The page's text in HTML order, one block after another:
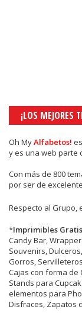
¡LOS MEJORES
Oh MyAlfabetos!
y es una web parte
Con más de 800
por ser de
Respecto al Grupo,
*Imprimibles
Candy Bar,
Souvenirs,
Gorros,
Cajas con forma de
Stands para
elementos para
Disfraces, Zapatos